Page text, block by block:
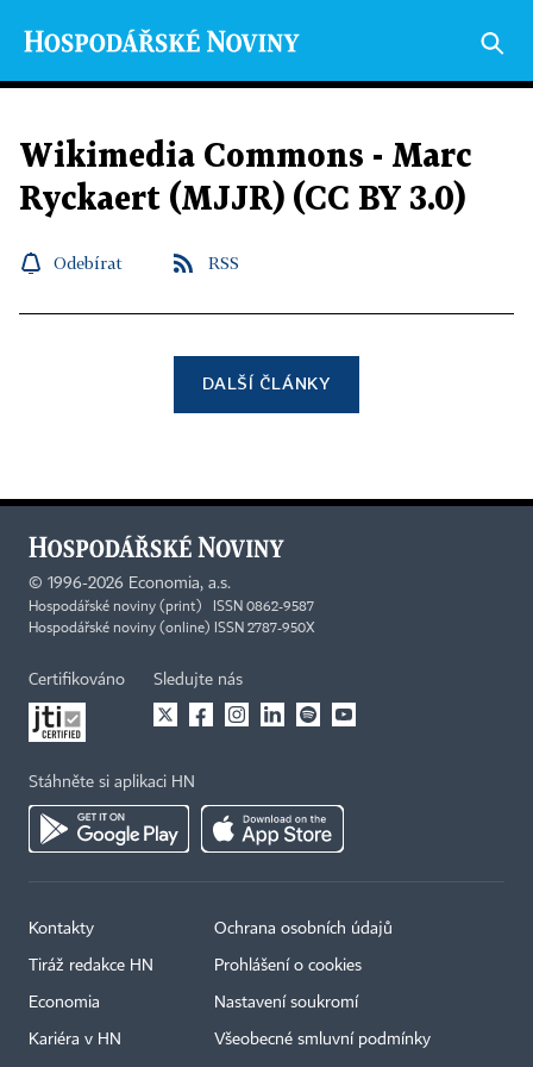
Wikimedia Commons - Marc
Ryckaert (MJJR) (CC BY 3.0)
Odebírat RSS
DALŠÍ ČLÁNKY
© 1996-2026 Economia, a.s.
Hospodářské noviny (print) ISSN 0862-9587
Hospodářské noviny (online) ISSN 2787-950X
Certifikováno Sledujte nás
Stáhněte si aplikaci HN
Kontakty
Tiráž redakce HN
Economia
Kariéra v HN
Ochrana osobních údajů
Prohlášení o cookies
Nastavení soukromí
Všeobecné smluvní podmínky